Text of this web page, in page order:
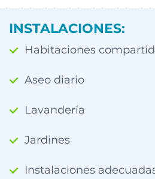
INSTALACIONES:
Habitaciones
Aseo diario
Lavandería
Jardines
Instalaciones